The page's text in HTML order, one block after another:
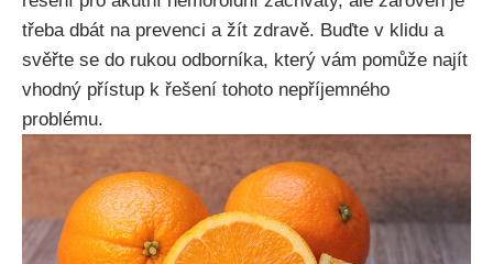
třeba dbát na prevenci a žít zdravě. Buďte v klidu​ a
svěřte se do rukou ​odborníka,​ který vám pomůže najít‍
vhodný ‌přístup k řešení tohoto nepříjemného
problému.